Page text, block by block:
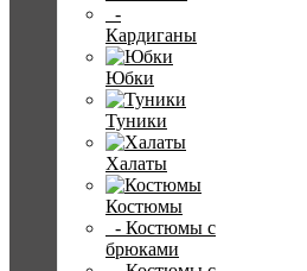
-
Кардиганы
Юбки
Туники
Халаты
Костюмы
- Костюмы с
брюками